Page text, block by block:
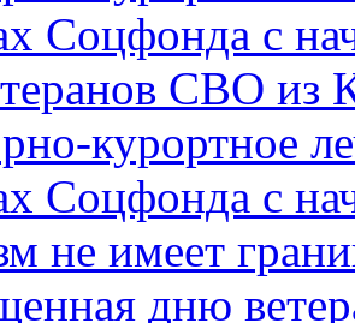
Соцфонда с
СВО из
курортное
Соцфонда с
не имеет
дню